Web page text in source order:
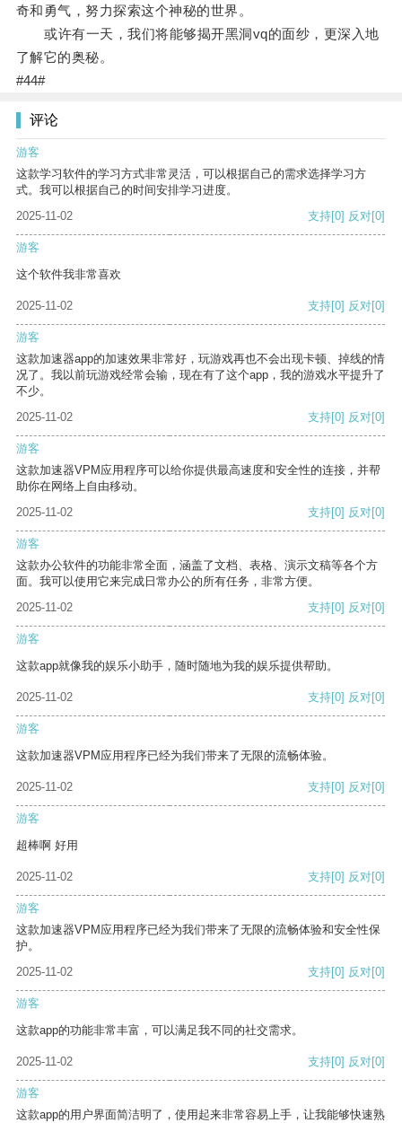
奇和勇气，努力探索这个神秘的世界。
或许有一天，我们将能够揭开黑洞vq的面纱，更深入地
了解它的奥秘。
#44#
评论
游客
这款学习软件的学习方式非常灵活，可以根据自己的需求选择学习方
式。我可以根据自己的时间安排学习进度。
2025-11-02
支持[0] 反对[0]
游客
这个软件我非常喜欢
2025-11-02 支持[0] 反对[0]
游客
这款加速器app的加速效果非常好，玩游戏再也不会出现卡顿、掉线的情
况了。我以前玩游戏经常会输，现在有了这个app，我的游戏水平提升了
不少。
2025-11-02
支持[0] 反对[0]
游客
这款加速器VPM应用程序可以给你提供最高速度和安全性的连接，并帮
助你在网络上自由移动。
2025-11-02
支持[0] 反对[0]
游客
这款办公软件的功能非常全面，涵盖了文档、表格、演示文稿等各个方
面。我可以使用它来完成日常办公的所有任务，非常方便。
2025-11-02
支持[0] 反对[0]
游客
这款app就像我的娱乐小助手，随时随地为我的娱乐提供帮助。
2025-11-02 支持[0] 反对[0]
游客
这款加速器VPM应用程序已经为我们带来了无限的流畅体验。
2025-11-02 支持[0] 反对[0]
游客
超棒啊 好用
2025-11-02 支持[0] 反对[0]
游客
这款加速器VPM应用程序已经为我们带来了无限的流畅体验和安全性保
护。
2025-11-02
支持[0] 反对[0]
游客
这款app的功能非常丰富，可以满足我不同的社交需求。
2025-11-02 支持[0] 反对[0]
游客
这款app的用户界面简洁明了，使用起来非常容易上手，让我能够快速熟